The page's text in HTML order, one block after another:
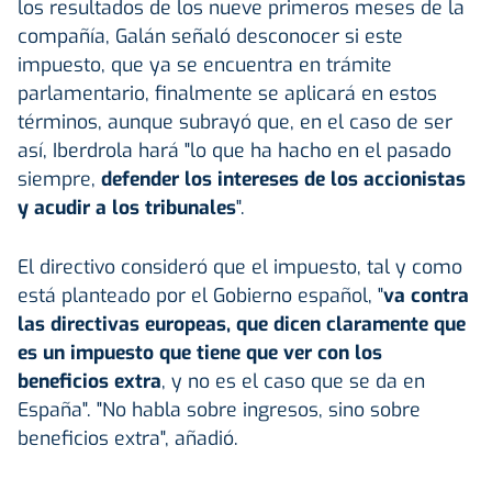
los resultados de los nueve primeros meses de la
compañía, Galán señaló desconocer si este
impuesto, que ya se encuentra en trámite
parlamentario, finalmente se aplicará en estos
términos, aunque subrayó que, en el caso de ser
así, Iberdrola hará "lo que ha hacho en el pasado
siempre, defender los intereses de los accionistas
y acudir a los tribunales".
El directivo consideró que el impuesto, tal y como
está planteado por el Gobierno español, "va contra
las directivas europeas, que dicen claramente que
es un impuesto que tiene que ver con los
beneficios extra, y no es el caso que se da en
España". "No habla sobre ingresos, sino sobre
beneficios extra", añadió.